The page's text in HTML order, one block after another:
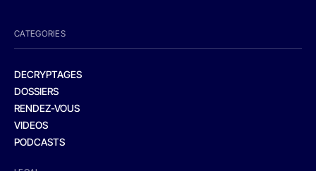
CATEGORIES
DECRYPTAGES
DOSSIERS
RENDEZ-VOUS
VIDEOS
PODCASTS